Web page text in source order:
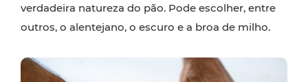
verdadeira natureza do pão. Pode escolher, entre
outros, o alentejano, o escuro e a broa de milho.